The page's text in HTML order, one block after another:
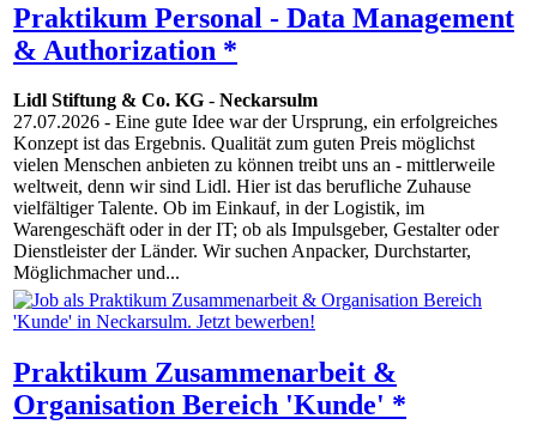
Praktikum Personal - Data Management
& Authorization *
Lidl Stiftung & Co. KG - Neckarsulm
27.07.2026 - Eine gute Idee war der Ursprung, ein erfolgreiches
Konzept ist das Ergebnis. Qualität zum guten Preis möglichst
vielen Menschen anbieten zu können treibt uns an - mittlerweile
weltweit, denn wir sind Lidl. Hier ist das berufliche Zuhause
vielfältiger Talente. Ob im Einkauf, in der Logistik, im
Warengeschäft oder in der IT; ob als Impulsgeber, Gestalter oder
Dienstleister der Länder. Wir suchen Anpacker, Durchstarter,
Möglichmacher und...
Praktikum Zusammenarbeit &
Organisation Bereich 'Kunde' *